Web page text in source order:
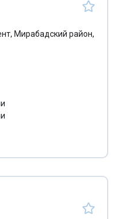
обслуживание
Мирабадский район,